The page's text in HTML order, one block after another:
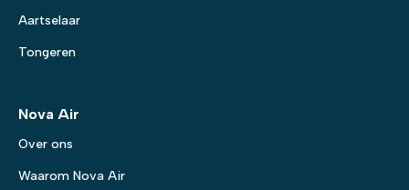
Aartselaar
Tongeren
Nova Air
Over ons
Waarom Nova Air